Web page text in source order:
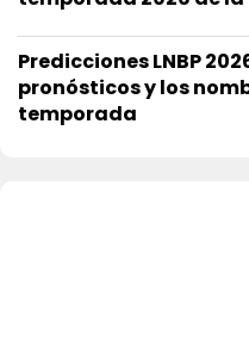
Predicciones LNBP
pronósticos y los
temporada